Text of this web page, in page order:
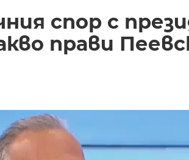
спор с
прави